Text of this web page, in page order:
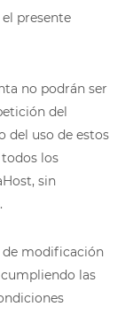
presente
no podrán ser
del
del uso de estos
los
sin
de modificación
las